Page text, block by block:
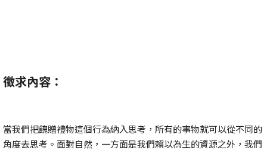
徵求內容：
當我們把餽贈禮物這個行為納入思考，所有的事物就可以從不同的
角度去思考。面對自然，一方面是我們賴以為生的資源之外，我們